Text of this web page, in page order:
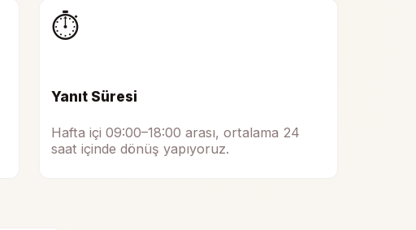
⏱️
Yanıt Süresi
Hafta içi 09:00–18:00 arası, ortalama 24
saat içinde dönüş yapıyoruz.